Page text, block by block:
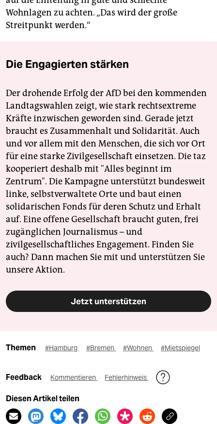
Wohnlagen zu achten. „Das wird der große
Streitpunkt werden.“
Die Engagierten stärken
Der drohende Erfolg der AfD bei den kommenden
Landtagswahlen zeigt, wie stark rechtsextreme
Kräfte inzwischen geworden sind. Gerade jetzt
braucht es Zusammenhalt und Solidarität. Auch
und vor allem mit den Menschen, die sich vor Ort
für eine starke Zivilgesellschaft einsetzen. Die taz
kooperiert deshalb mit "Alles beginnt im
Zentrum". Die Kampagne unterstützt bundesweit
linke, selbstverwaltete Orte und baut einen
solidarischen Fonds für deren Schutz und Erhalt
auf. Eine offene Gesellschaft braucht guten, frei
zugänglichen Journalismus – und
zivilgesellschaftliches Engagement. Finden Sie
auch? Dann machen Sie mit und unterstützen Sie
unsere Aktion.
Jetzt unterstützen
Themen #Hamburg #Bremen #Wohnen #Mietspiegel
Feedback Kommentieren Fehlerhinweis
Diesen Artikel teilen